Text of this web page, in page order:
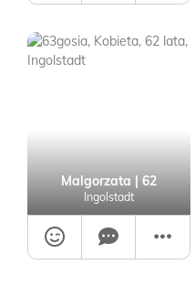
Malgorzata | 62
Ingolstadt